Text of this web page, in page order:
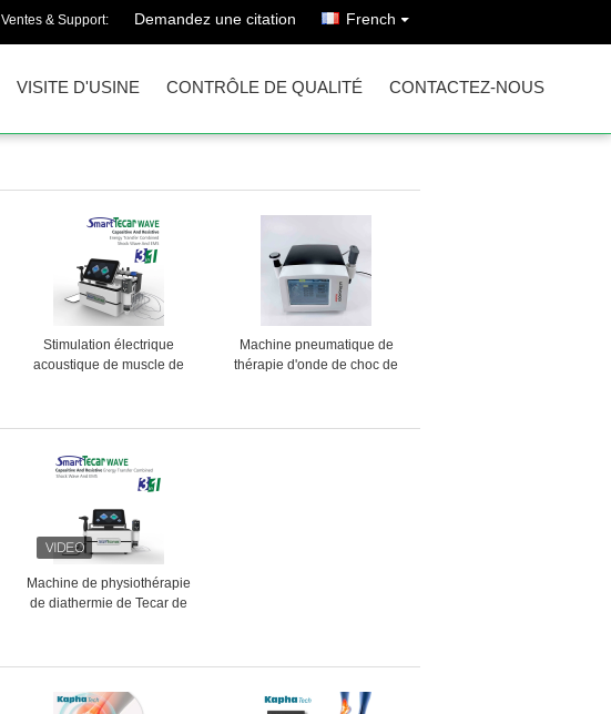
Ventes & Support: Demandez une citation French
VISITE D'USINE CONTRÔLE DE QUALITÉ CONTACTEZ-NOUS
Stimulation électrique
acoustique de muscle de
Machine pneumatique de
thérapie d'onde de choc de
Machine de physiothérapie
de diathermie de Tecar de
sports